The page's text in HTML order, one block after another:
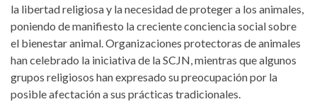
la libertad religiosa y la necesidad de proteger a los animales,
poniendo de manifiesto la creciente conciencia social sobre
el bienestar animal. Organizaciones protectoras de animales
han celebrado la iniciativa de la SCJN, mientras que algunos
grupos religiosos han expresado su preocupación por la
posible afectación a sus prácticas tradicionales.